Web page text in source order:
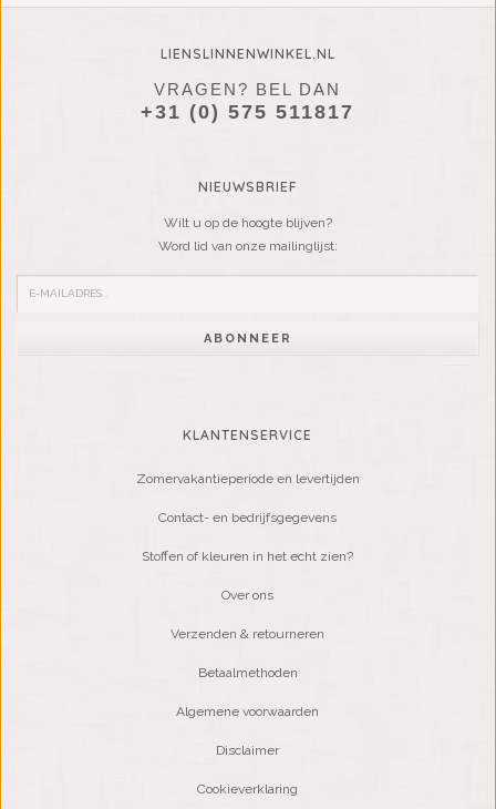
LIENSLINNENWINKEL.NL
VRAGEN? BEL DAN
+31 (0) 575 511817
NIEUWSBRIEF
Wilt u op de hoogte blijven?
Word lid van onze mailinglijst:
ABONNEER
KLANTENSERVICE
Zomervakantieperiode en levertijden
Contact- en bedrijfsgegevens
Stoffen of kleuren in het echt zien?
Over ons
Verzenden & retourneren
Betaalmethoden
Algemene voorwaarden
Disclaimer
Cookieverklaring